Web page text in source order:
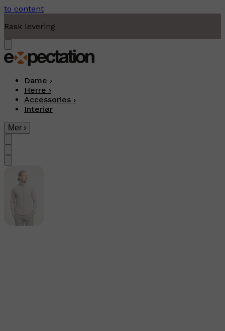
to content
Moderne fritidsklær
Dame ›
Herre ›
Accessories ›
Interiør
Mer ›